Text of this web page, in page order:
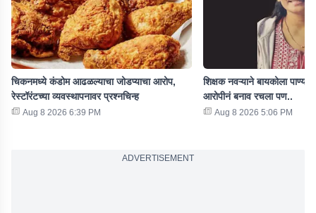
चिकनमध्ये कंडोम आढळल्याचा जोडप्याचा आरोप,
रेस्टॉरंटच्या व्यवस्थापनावर प्रश्नचिन्ह
Aug 8 2026 6:39 PM
शिक्षक नवऱ्याने बायकोला
आरोपीनं बनाव रचला पण..
Aug 8 2026 5:06 PM
ADVERTISEMENT